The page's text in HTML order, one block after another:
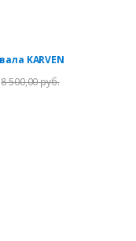
KARVEN
8 500,00 руб.